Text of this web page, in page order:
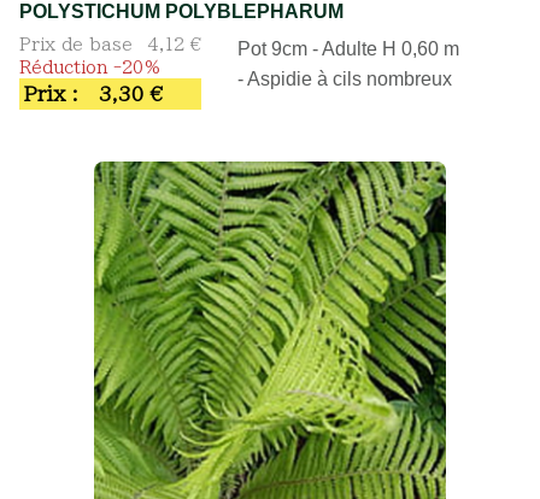
POLYSTICHUM POLYBLEPHARUM
Prix de base
4,12 €
Réduction -20%
Prix : 3,30 €
Pot 9cm - Adulte H 0,60 m
- Aspidie à cils nombreux